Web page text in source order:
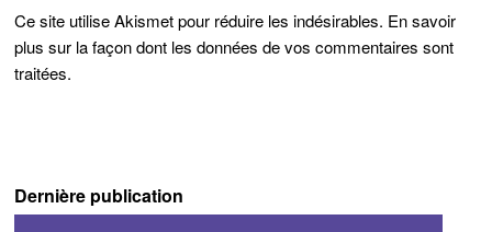
Ce site utilise Akismet pour réduire les indésirables. En savoir
plus sur la façon dont les données de vos commentaires sont
traitées.
Dernière publication